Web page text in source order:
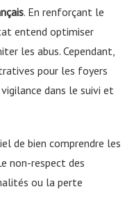
. En renforçant le
entend optimiser
les abus. Cependant,
pour les foyers
dans le suivi et
de bien comprendre les
non-respect des
ou la perte